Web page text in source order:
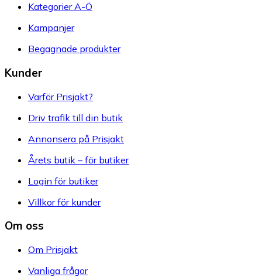
Kategorier A-Ö
Kampanjer
Begagnade produkter
Kunder
Varför Prisjakt?
Driv trafik till din butik
Annonsera på Prisjakt
Årets butik – för butiker
Login för butiker
Villkor för kunder
Om oss
Om Prisjakt
Vanliga frågor